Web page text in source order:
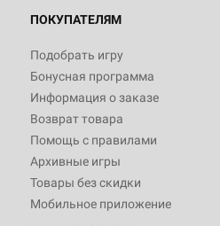
ПОКУПАТЕЛЯМ
Подобрать игру
Бонусная программа
Информация о заказе
Возврат товара
Помощь с правилами
Архивные игры
Товары без скидки
Мобильное приложение